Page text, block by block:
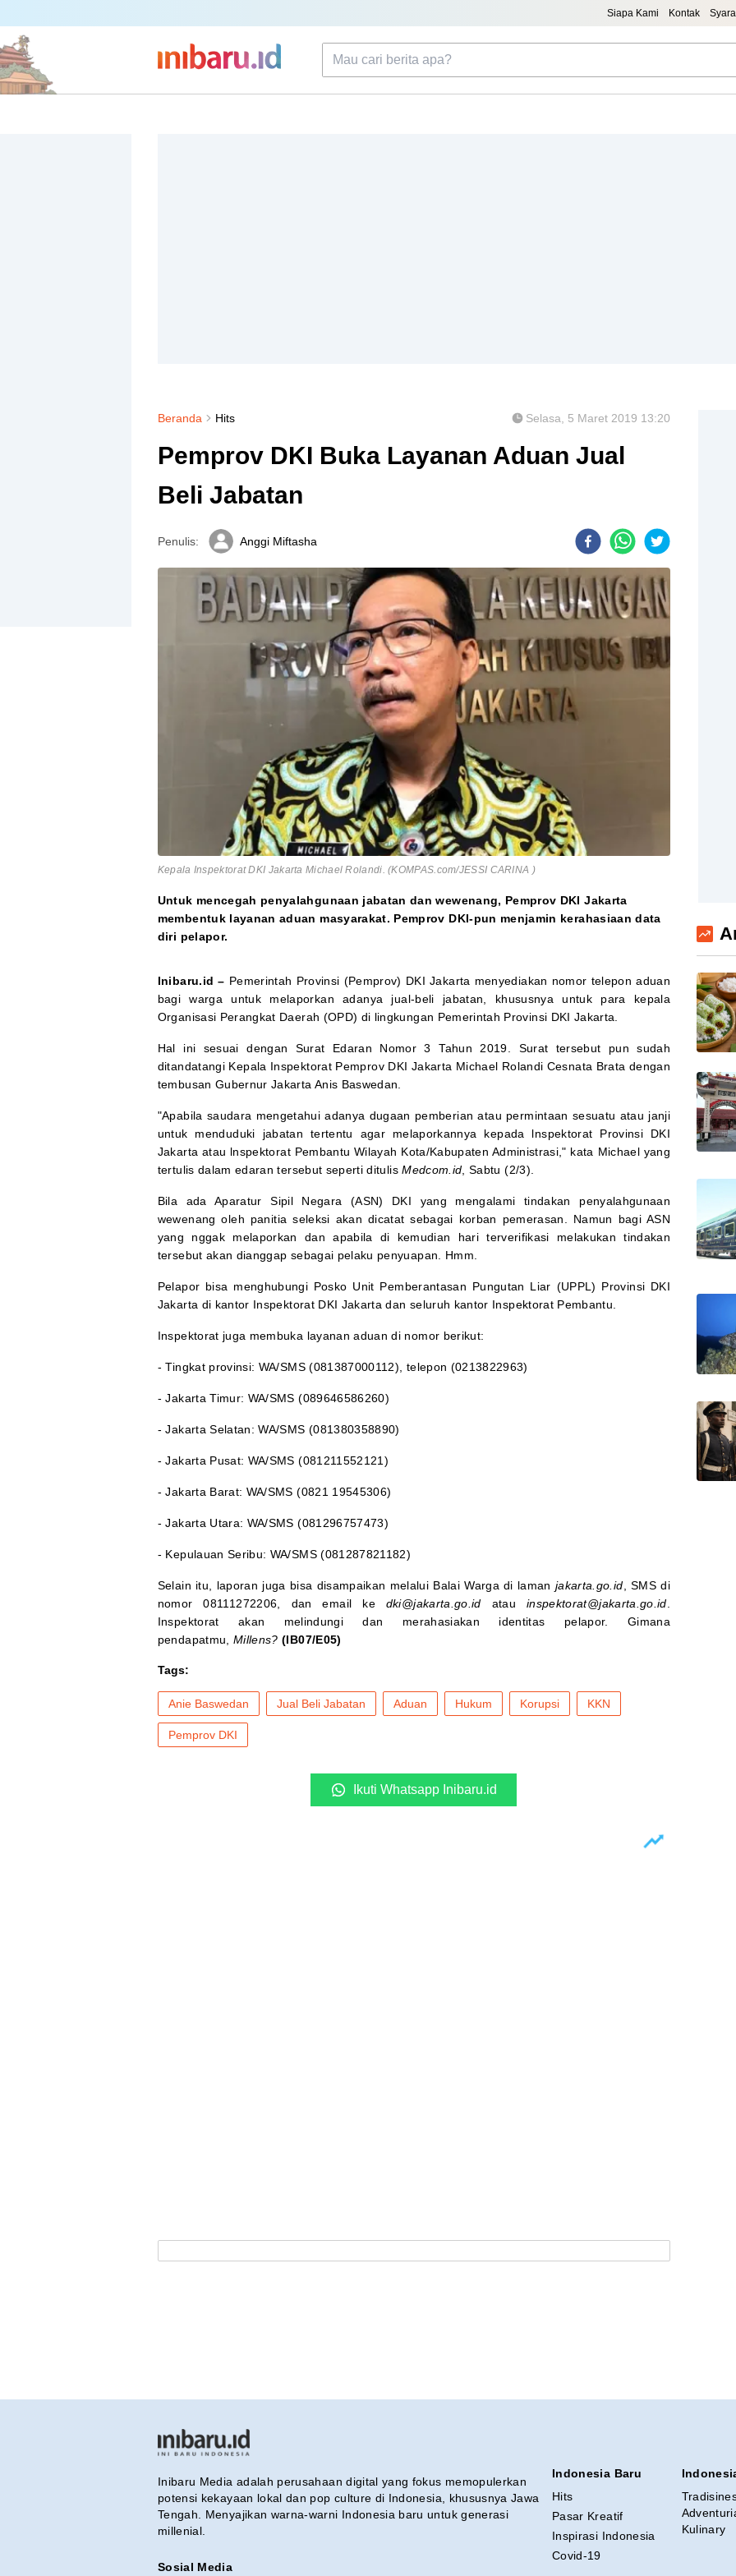
Siapa Kami Kontak
Beranda Hits Selasa, 5 Maret 2019 13:20
Pemprov DKI Buka Layanan Aduan Jual
Beli Jabatan
Penulis: Anggi Miftasha
Kepala Inspektorat DKI Jakarta Michael Rolandi. (KOMPAS.com/JESSI CARINA )
Untuk mencegah penyalahgunaan jabatan dan wewenang, Pemprov DKI Jakarta
membentuk layanan aduan masyarakat. Pemprov DKI-pun menjamin kerahasiaan data
diri pelapor.
Inibaru.id – Pemerintah Provinsi (Pemprov) DKI Jakarta menyediakan nomor telepon aduan
bagi warga untuk melaporkan adanya jual-beli jabatan, khususnya untuk para kepala
Organisasi Perangkat Daerah (OPD) di lingkungan Pemerintah Provinsi DKI Jakarta.
Hal ini sesuai dengan Surat Edaran Nomor 3 Tahun 2019. Surat tersebut pun sudah
ditandatangi Kepala Inspektorat Pemprov DKI Jakarta Michael Rolandi Cesnata Brata dengan
tembusan Gubernur Jakarta Anis Baswedan.
"Apabila saudara mengetahui adanya dugaan pemberian atau permintaan sesuatu atau janji
untuk menduduki jabatan tertentu agar melaporkannya kepada lnspektorat Provinsi DKI
Jakarta atau lnspektorat Pembantu Wilayah Kota/Kabupaten Administrasi," kata Michael yang
tertulis dalam edaran tersebut seperti ditulisMedcom.id , Sabtu (2/3).
Bila ada Aparatur Sipil Negara (ASN) DKI yang mengalami tindakan penyalahgunaan
wewenang oleh panitia seleksi akan dicatat sebagai korban pemerasan. Namun bagi ASN
yang nggak melaporkan dan apabila di kemudian hari terverifikasi melakukan tindakan
tersebut akan dianggap sebagai pelaku penyuapan. Hmm.
Pelapor bisa menghubungi Posko Unit Pemberantasan Pungutan Liar (UPPL) Provinsi DKI
Jakarta di kantor Inspektorat DKI Jakarta dan seluruh kantor Inspektorat Pembantu.
Inspektorat juga membuka layanan aduan di nomor berikut:
- Tingkat provinsi: WA/SMS (081387000112), telepon (0213822963)
- Jakarta Timur: WA/SMS (089646586260)
- Jakarta Selatan: WA/SMS (081380358890)
- Jakarta Pusat: WA/SMS (081211552121)
- Jakarta Barat: WA/SMS (0821 19545306)
- Jakarta Utara: WA/SMS (081296757473)
- Kepulauan Seribu: WA/SMS (081287821182)
Selain itu, laporan juga bisa disampaikan melalui Balai Warga di laman jakarta.go.id , SMS di
nomor 08111272206, dan email ke dki@jakarta.go.id atau inspektorat@jakarta.go.id
Inspektorat akan melindungi dan merahasiakan identitas pelapor. Gimana
pendapatmu, Millens? (IB07/E05)
Tags:
Anie Baswedan Jual Beli Jabatan Aduan Hukum Korupsi KKN
Pemprov DKI
Ikuti Whatsapp Inibaru.id
Inibaru Media adalah perusahaan digital yang fokus memopulerkan
potensi kekayaan lokal dan pop culture di Indonesia, khususnya Jawa
Tengah. Menyajikan warna-warni Indonesia baru untuk generasi
millenial.
Sosial Media
Indonesia Baru
Hits
Pasar Kreatif
Inspirasi Indonesia
Covid-19
Kulinary